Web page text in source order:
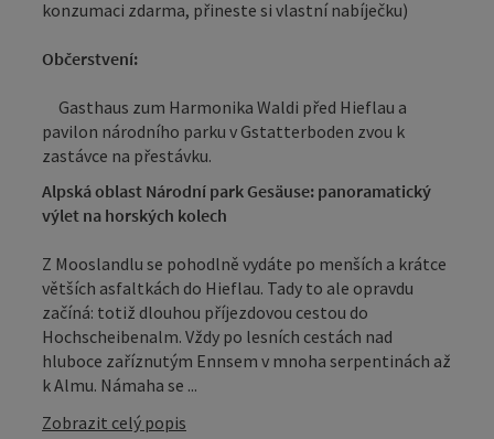
konzumaci zdarma, přineste si vlastní nabíječku)
Občerstvení:
Gasthaus zum Harmonika Waldi před Hieflau a
pavilon národního parku v Gstatterboden zvou k
zastávce na přestávku.
Alpská oblast Národní park Gesäuse: panoramatický
výlet na horských kolech
Z Mooslandlu se pohodlně vydáte po menších a krátce
větších asfaltkách do Hieflau. Tady to ale opravdu
začíná: totiž dlouhou příjezdovou cestou do
Hochscheibenalm. Vždy po lesních cestách nad
hluboce zaříznutým Ennsem v mnoha serpentinách až
k Almu. Námaha se ...
Zobrazit celý popis